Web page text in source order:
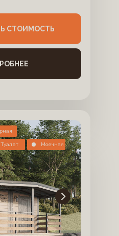
Туалет Моечная
СТОИМОСТЬ